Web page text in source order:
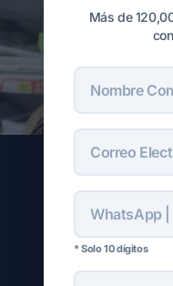
Más de
* Solo 10 dígitos